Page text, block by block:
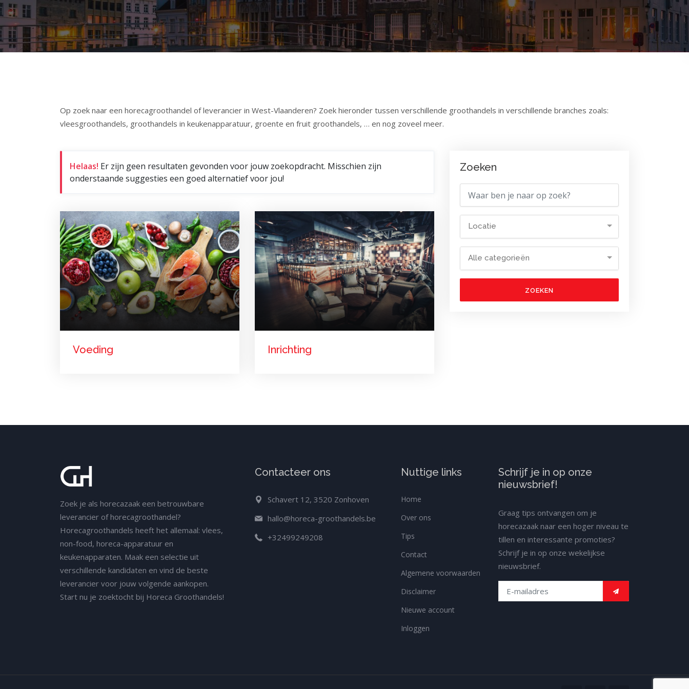
Op zoek naar een horecagroothandel of leverancier in West-Vlaanderen? Zoek hieronder tussen verschillende groothandels in verschillende branches zoals:
vleesgroothandels, groothandels in keukenapparatuur, groente en fruit groothandels, … en nog zoveel meer.
Helaas! Er zijn geen resultaten gevonden voor jouw zoekopdracht. Misschien zijn
onderstaande suggesties een goed alternatief voor jou!
Voeding Inrichting
Zoeken
Locatie
Alle categorieën
ZOEKEN
Zoek je als horecazaak een betrouwbare
leverancier of horecagroothandel?
Horecagroothandels heeft het allemaal: vlees,
non-food, horeca-apparatuur en
keukenapparaten. Maak een selectie uit
verschillende kandidaten en vind de beste
leverancier voor jouw volgende aankopen.
Start nu je zoektocht bij Horeca Groothandels!
Contacteer ons
Schavert 12, 3520 Zonhoven
hallo@horeca-groothandels.be
+32499249208
Nuttige links
Home
Over ons
Tips
Contact
Algemene voorwaarden
Disclaimer
Nieuwe account
Inloggen
Schrijf je in op onze
nieuwsbrief!
Graag tips ontvangen om je
horecazaak naar een hoger niveau te
tillen en interessante promoties?
Schrijf je in op onze wekelijkse
nieuwsbrief.